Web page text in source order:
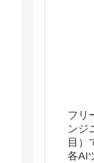
フリ
ンジ
目）
各AI